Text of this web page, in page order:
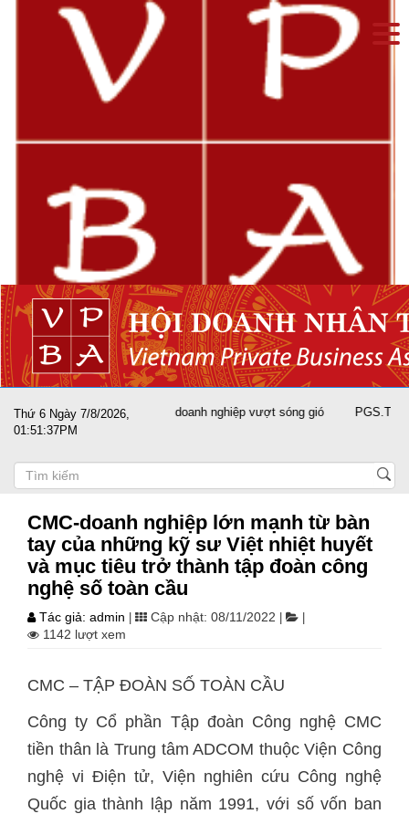
Thứ 6 Ngày 7/8/2026,
01:51:38PM
Đất nước sát cánh cùng doanh nghiệp vượt sóng gió PGS.TS
CMC-doanh nghiệp lớn mạnh từ bàn
tay của những kỹ sư Việt nhiệt huyết
và mục tiêu trở thành tập đoàn công
nghệ số toàn cầu
Tác giả: admin Cập nhật: 08/11/2022
1142 lượt xem
CMC – TẬP ĐOÀN SỐ TOÀN CẦU
Công ty Cổ phần Tập đoàn Công nghệ CMC
tiền thân là Trung tâm ADCOM thuộc Viện Công
nghệ vi Điện tử, Viện nghiên cứu Công nghệ
Quốc gia thành lập năm 1991, với số vốn ban